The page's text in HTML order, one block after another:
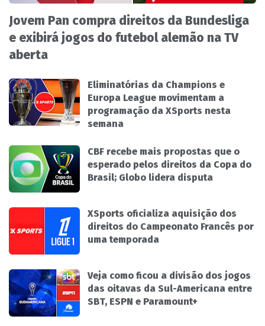
Jovem Pan compra direitos da Bundesliga
e exibirá jogos do futebol alemão na TV
aberta
Eliminatórias da Champions e
Europa League movimentam a
programação da XSports nesta
semana
CBF recebe mais propostas que o
esperado pelos direitos da Copa do
Brasil; Globo lidera disputa
XSports oficializa aquisição dos
direitos do Campeonato Francês por
uma temporada
Veja como ficou a divisão dos jogos
das oitavas da Sul-Americana entre
SBT, ESPN e Paramount+